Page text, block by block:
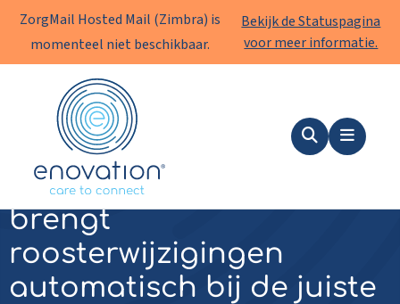
ZorgMail Hosted Mail (Zimbra) is
momenteel niet beschikbaar.
Bekijk de Statuspagina
voor meer informatie.
Enovation
ZoekenMenu
Jeroen Bosch Ziekenhuis
brengt
roosterwijzigingen
automatisch bij de juiste